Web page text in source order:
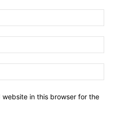
website in this browser for the